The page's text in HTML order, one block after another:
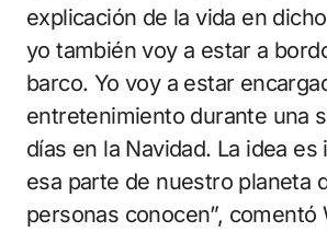
explicación de la vida en
yo también voy a estar a
barco. Yo voy a estar
entretenimiento durante una
días en la Navidad. La idea
esa parte de nuestro planeta
personas conocen”, comentó